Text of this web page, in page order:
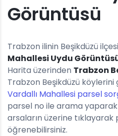
Görüntüsü
Trabzon ilinin Beşikdüzü
Mahallesi Uydu
Harita üzerinden Trabzon
Trabzon Beşikdüzü
Vardallı Mahallesi parsel
parsel no ile arama
arsaların üzerine tıklayarak
öğrenebilirsiniz.